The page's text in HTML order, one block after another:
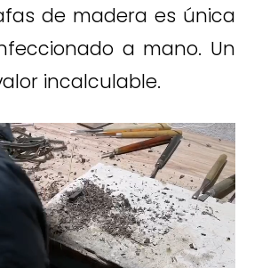
de madera es única
a mano. Un
incalculable.